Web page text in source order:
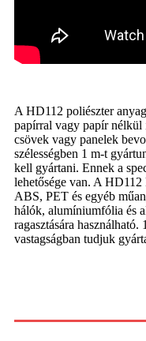
A HD112 poliészter
papírral vagy papír
csövek vagy panelek
szélességben 1 m-t
kell gyártani. Ennek a
lehetősége van. A
ABS, PET és egyéb
hálók, alumíniumfólia és
ragasztására
vastagságban tudjuk